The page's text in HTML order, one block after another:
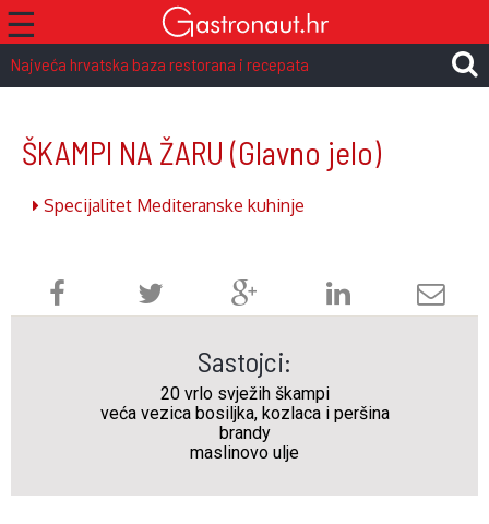
☰
Najveća hrvatska baza restorana i recepata
ŠKAMPI NA ŽARU (Glavno jelo)
Specijalitet Mediteranske kuhinje
Sastojci:
20 vrlo svježih škampi
veća vezica bosiljka, kozlaca i peršina
brandy
maslinovo ulje